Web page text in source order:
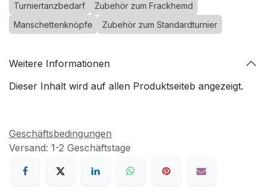
Turniertanzbedarf
Zubehör zum Frackhemd
Manschettenknöpfe
Zubehör zum Standardturnier
Weitere Informationen
Dieser Inhalt wird auf allen Produktseiteb angezeigt.
Geschäftsbedingungen
Versand: 1-2 Geschäftstage